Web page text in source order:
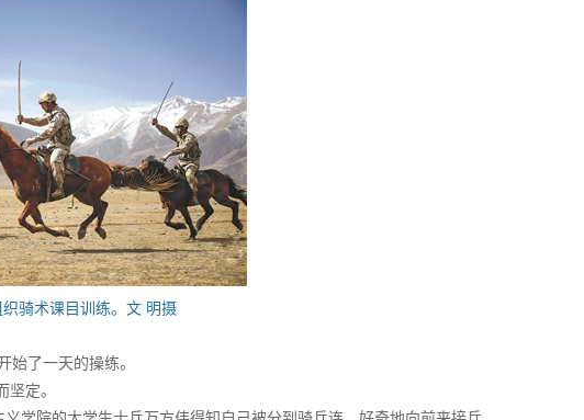
骑术课目训练。文 明摄
始了一天的操练。
定。